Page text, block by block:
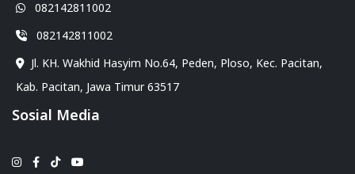
082142811002
082142811002
Jl. KH. Wakhid Hasyim No.64, Peden, Ploso, Kec. Pacitan,
Kab. Pacitan, Jawa Timur 63517
Sosial Media